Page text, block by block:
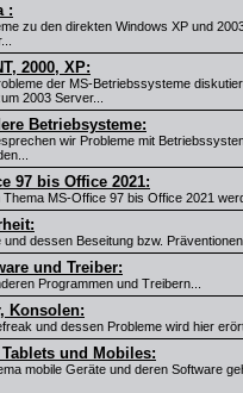
:
zu den direkten Windows XP und
2000, XP:
der MS-Betriebssysteme
2003 Server...
Betriebsysteme:
wir Probleme mit
97 bis Office 2021:
Thema MS-Office 97 bis Office 2021
und dessen Beseitung bzw.
und Treiber:
Programmen und Treibern...
Konsolen:
und dessen Probleme wird hier
und Mobiles:
mobile Geräte und deren Software